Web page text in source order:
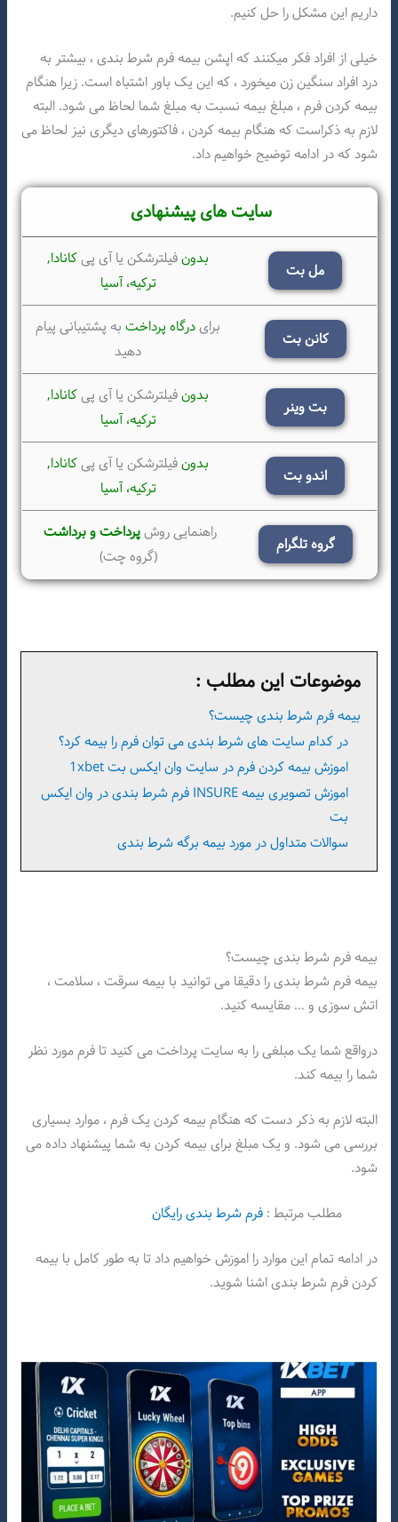
داریم این مشکل را حل کنیم.
خیلی از افراد فکر میکنند که اپشن بیمه فرم شرط بندی ، بیشتر به
درد افراد سنگین زن میخورد ، که این یک باور اشتباه است. زیرا هنگام
بیمه کردن فرم ، مبلغ بیمه نسبت به مبلغ شما لحاظ می شود. البته
لازم به ذکر‌است که هنگام بیمه کردن ، فاکتورهای دیگری نیز لحاظ می
شود که در ادامه توضیح خواهیم داد.
سایت های پیشنهادی
مل بت
بدونفیلترشکن یا آی پیکانادا,
ترکیه، آسیا
کانن بت
برایدرگاه پرداختبه پشتیبانی پیام
دهید
بت وینر
بدونفیلترشکن یا آی پیکانادا,
ترکیه، آسیا
اندو بت
بدونفیلترشکن یا آی پیکانادا,
ترکیه، آسیا
گروه تلگرام
راهنمایی روشپرداخت و برداشت
(گروه چت)
موضوعات این مطلب :
بیمه فرم شرط بندی چیست؟
در کدام سایت های شرط بندی می توان فرم را بیمه کرد؟
اموزش بیمه کردن فرم در سایت وان ایکس بت 1xbet
اموزش تصویری بیمه INSURE فرم شرط بندی در وان ایکس
بت
سوالات متداول در مورد بیمه برگه شرط بندی
بیمه فرم شرط بندی چیست؟
بیمه فرم شرط بندی را دقیقا می توانید با بیمه سرقت ، سلامت ،
اتش سوزی و … مقایسه کنید.
درواقع شما یک مبلغی را به سایت پرداخت می کنید تا فرم مورد نظر
شما را بیمه کند.
البته لازم به ذکر دست که هنگام بیمه کردن یک فرم ، موارد بسیاری
بررسی می شود. و یک مبلغ برای بیمه کردن به شما پیشنهاد داده می
شود.
مطلب مرتبط :فرم شرط بندی رایگان
در ادامه تمام این موارد را اموزش خواهیم داد تا به طور کامل با بیمه
کردن فرم شرط بندی اشنا شوید.